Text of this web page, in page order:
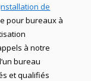
nstallation de
pour bureaux à
à notre
bureau
et qualifiés